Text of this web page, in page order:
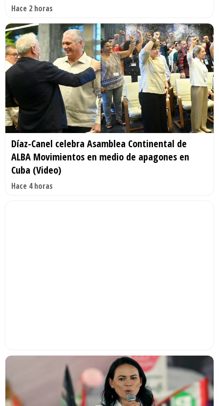
Hace 2 horas
Díaz-Canel celebra Asamblea Continental de
ALBA Movimientos en medio de apagones en
Cuba (Video)
Hace 4 horas